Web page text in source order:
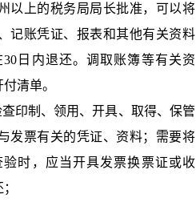
以上的税务局局长批准，可以将
记账凭证、报表和其他有关资料
日内退还。调取账簿等有关资
清单。
印制、领用、开具、取得、保管
发票有关的凭证、资料；需要将
时，应当开具发票换票证或收